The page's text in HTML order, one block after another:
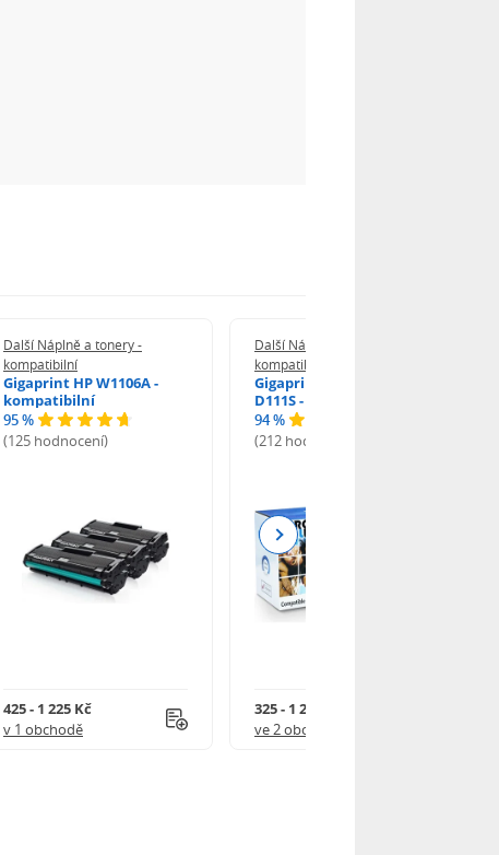
Další Náplně a tonery -
kompatibilní
Gigaprint HP W1106A -
kompatibilní
95 %
(125 hodnocení)
425 - 1 225 Kč
v 1 obchodě
Další Náplně a tonery -
kompatibilní
Gigaprint Samsung MLT-
D111S - kompatibilní
94 %
(212 hodnocení)
325 - 1 245 Kč
ve 2 obchodech
Next